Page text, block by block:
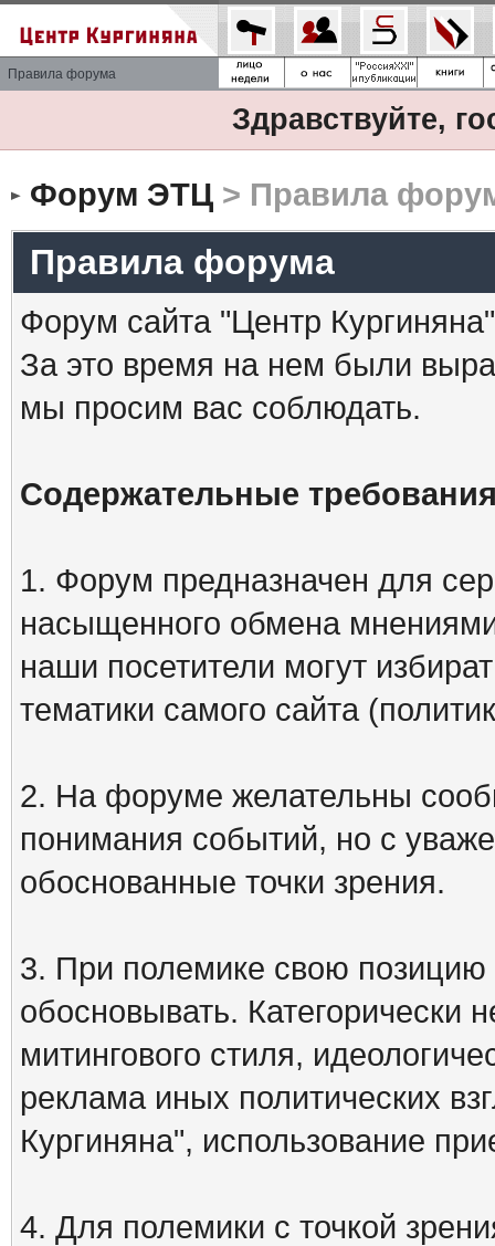
Правила форума
Здравствуйте,
Форум ЭТЦ> Правила
Правила форума
Форум сайта "Центр
За это время на нем были
мы просим вас соблюдать.
Содержательные
1. Форум предназначен для
насыщенного обмена
наши посетители могут
тематики самого сайта
2. На форуме желательны
понимания событий, но с
обоснованные точки зрения.
3. При полемике свою
обосновывать. Категорически
митингового стиля,
реклама иных политических
Кургиняна", использование
4. Для полемики с точкой